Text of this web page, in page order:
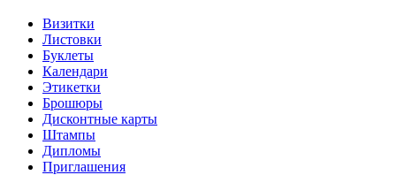
Визитки
Листовки
Буклеты
Календари
Этикетки
Брошюры
Дисконтные карты
Штампы
Дипломы
Приглашения